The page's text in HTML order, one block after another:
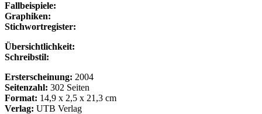
Fallbeispiele:
Graphiken:
Stichwortregister:
Übersichtlichkeit:
Schreibstil:
Ersterscheinung: 2004
Seitenzahl: 302 Seiten
Format: 14,9 x 2,5 x 21,3 cm
Verlag: UTB Verlag